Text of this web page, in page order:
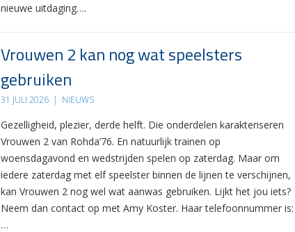
nieuwe uitdaging….
Vrouwen 2 kan nog wat speelsters
gebruiken
31 JULI 2026 | NIEUWS
Gezelligheid, plezier, derde helft. Die onderdelen karakteriseren
Vrouwen 2 van Rohda’76. En natuurlijk trainen op
woensdagavond en wedstrijden spelen op zaterdag. Maar om
iedere zaterdag met elf speelster binnen de lijnen te verschijnen,
kan Vrouwen 2 nog wel wat aanwas gebruiken. Lijkt het jou iets?
Neem dan contact op met Amy Koster. Haar telefoonnummer is:
…